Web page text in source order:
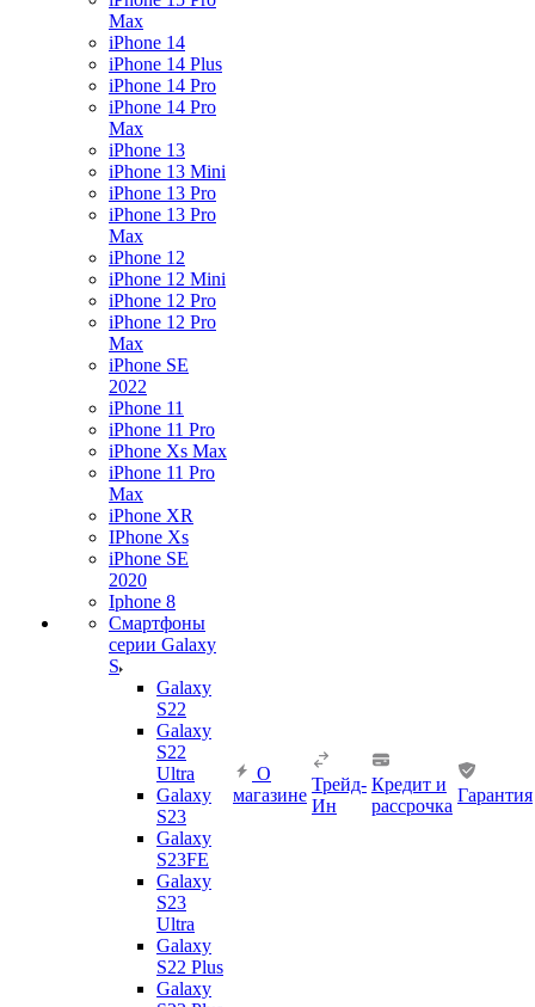
Max
iPhone 14
iPhone 14 Plus
iPhone 14 Pro
iPhone 14 Pro
Max
iPhone 13
iPhone 13 Mini
iPhone 13 Pro
iPhone 13 Pro
Max
iPhone 12
iPhone 12 Mini
iPhone 12 Pro
iPhone 12 Pro
Max
iPhone SE
2022
iPhone 11
iPhone 11 Pro
iPhone Xs Max
iPhone 11 Pro
Max
iPhone XR
IPhone Xs
iPhone SE
2020
Iphone 8
Смартфоны
серии Galaxy
S
Galaxy
S22
Galaxy
S22
Ultra
Galaxy
S23
Galaxy
S23FE
Galaxy
S23
Ultra
Galaxy
S22 Plus
Galaxy
О
магазине
Трейд-
Ин
Кредит и
рассрочка
Гарантия